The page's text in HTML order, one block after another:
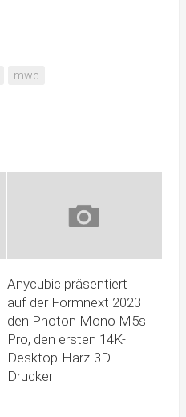
mwc
Anycubic präsentiert
auf der Formnext 2023
den Photon Mono M5s
Pro, den ersten 14K-
Desktop-Harz-3D-
Drucker